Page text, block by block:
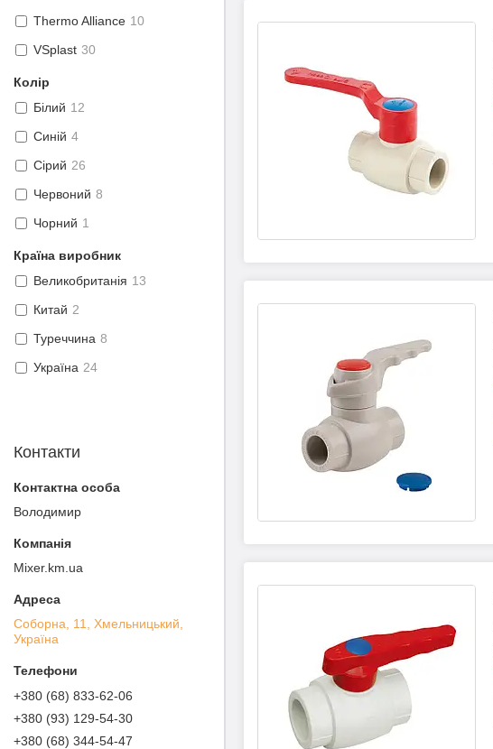
Thermo Alliance 10
VSplast 30
Колір
Білий 12
Синій 4
Сірий 26
Червоний 8
Чорний 1
Країна виробник
Великобританія 13
Китай 2
Туреччина 8
Україна 24
Контакти
Володимир
Mixer.km.ua
Соборна, 11, Хмельницький,
Україна
+380 (68) 833-62-06
+380 (93) 129-54-30
+380 (68) 344-54-47